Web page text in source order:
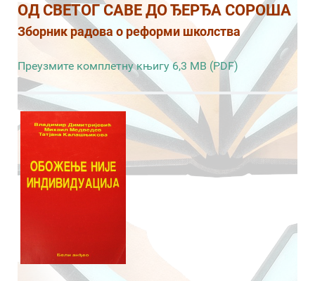
ОД СВЕТОГ САВЕ ДО ЂЕРЂА СОРОША
Зборник радова о реформи школства
Преузмите комплетну књигу 6,3 MB (PDF)